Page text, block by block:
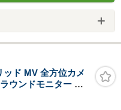
ド MV 全方位カメ
ウンドモニター 両
ブクルーズコントロ
止装置